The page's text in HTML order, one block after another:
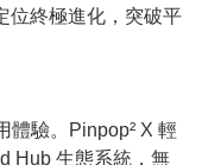
位終極進化，突破平
體驗。Pinpop² X 輕
Hub 生態系統，無